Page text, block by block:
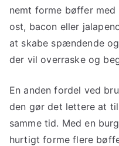
nemt forme bøffer
ost, bacon eller
at skabe spændende
der vil overraske og
En anden fordel ved
den gør det lettere at
samme tid. Med en
hurtigt forme flere